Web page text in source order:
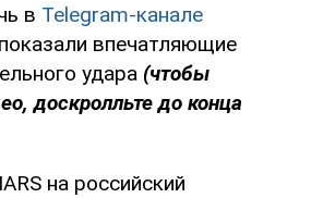
в Telеgram-канале
впечатляющие
удара (чтобы
доскролльте до конца
на российский